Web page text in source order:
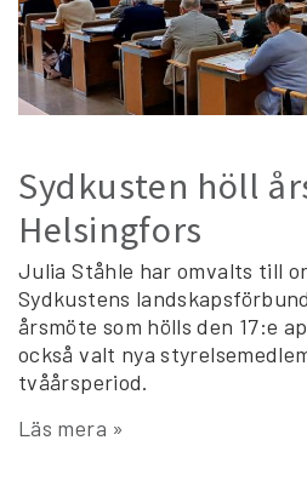
Sydkusten höll
Helsingfors
Julia Ståhle har omvalts till
Sydkustens
årsmöte som hölls den 17:e
också valt nya
tvåårsperiod.
Läs mera »